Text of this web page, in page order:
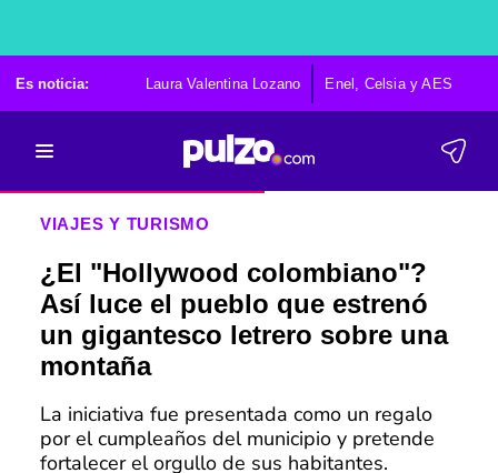
Es noticia: Laura Valentina Lozano Enel, Celsia y AES
VIAJES Y TURISMO
¿El "Hollywood colombiano"?
Así luce el pueblo que estrenó
un gigantesco letrero sobre una
montaña
La iniciativa fue presentada como un regalo
por el cumpleaños del municipio y pretende
fortalecer el orgullo de sus habitantes.